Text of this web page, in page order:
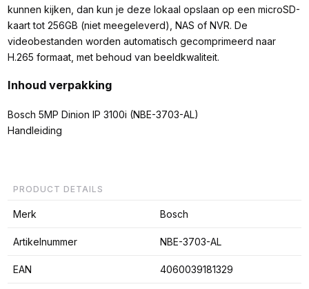
kunnen kijken, dan kun je deze lokaal opslaan op een microSD-
kaart tot 256GB (niet meegeleverd), NAS of NVR. De
videobestanden worden automatisch gecomprimeerd naar
H.265 formaat, met behoud van beeldkwaliteit.
Inhoud verpakking
Bosch 5MP Dinion IP 3100i (NBE-3703-AL)
Handleiding
PRODUCT DETAILS
Merk Bosch
Artikelnummer NBE-3703-AL
EAN 4060039181329